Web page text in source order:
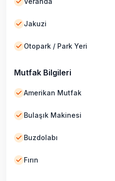
Jakuzi
Otopark / Park Yeri
Mutfak Bilgileri
Amerikan Mutfak
Bulaşık Makinesi
Buzdolabı
Fırın